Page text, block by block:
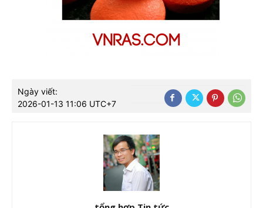
Ngày viết:
2026-01-13 11:06 UTC+7